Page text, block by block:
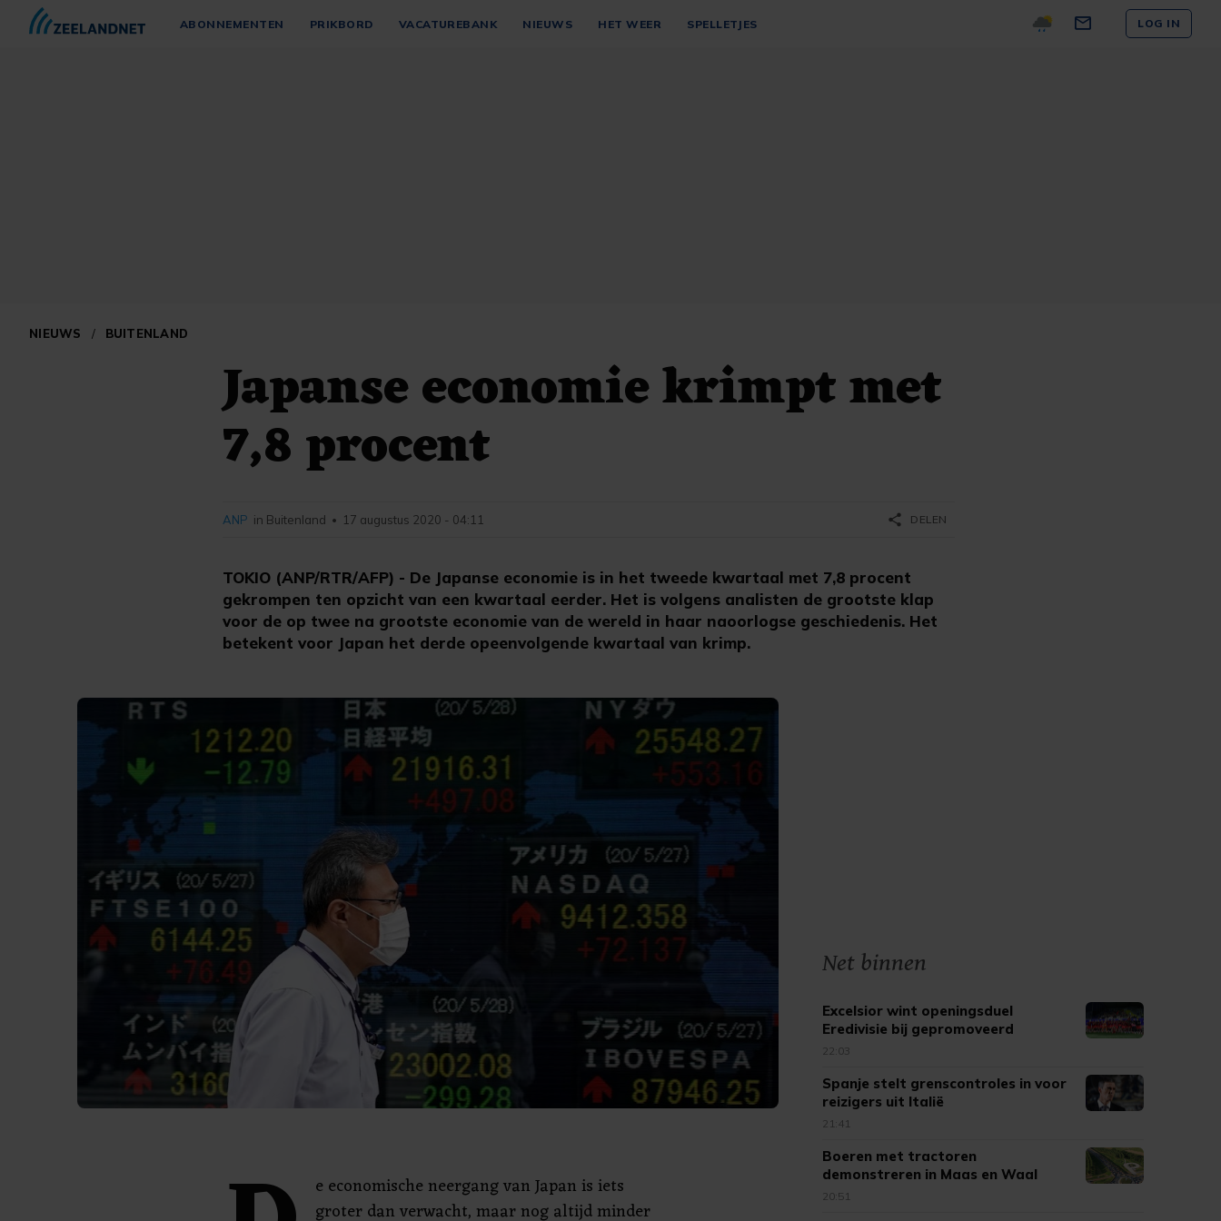
ABONNEMENTEN PRIKBORD VACATUREBANK NIEUWS HET WEER SPELLETJES LOG IN
NIEUWS / BUITENLAND
Japanse economie krimpt met
7,8 procent
TOKIO (ANP/RTR/AFP) - De Japanse economie is in het tweede kwartaal met 7,8 procent
gekrompen ten opzicht van een kwartaal eerder. Het is volgens analisten de grootste klap
voor de op twee na grootste economie van de wereld in haar naoorlogse geschiedenis. Het
betekent voor Japan het derde opeenvolgende kwartaal van krimp.
ANP in Buitenland • 17 augustus 2020 - 04:11 share DELEN
e economische neergang van Japan is iets
groter dan verwacht, maar nog altijd minder
Net binnen
Excelsior wint openingsduel
Eredivisie bij gepromoveerd
Cambuur
22:03
Spanje stelt grenscontroles in voor
reizigers uit Italië
21:41
Boeren met tractoren
demonstreren in Maas en Waal
20:51